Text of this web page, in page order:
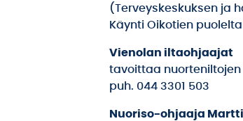
(Terveyskeskuksen ja
Käynti Oikotien
Vienolan iltaohjaajat
tavoittaa nuorteniltojen
puh. 044 3301 503
Nuoriso-ohjaaja